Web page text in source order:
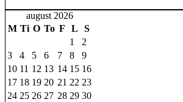
august 2026
M Ti O To F L
S
1
2
3
4 5 6 7 8
9
10 11 12 13 14 15 16
17 18 19 20 21 22 23
24 25 26 27 28 29 30